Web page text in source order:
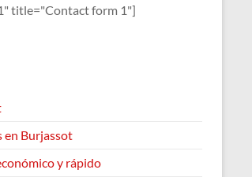
title="Contact form 1"]
en Burjassot
y rápido